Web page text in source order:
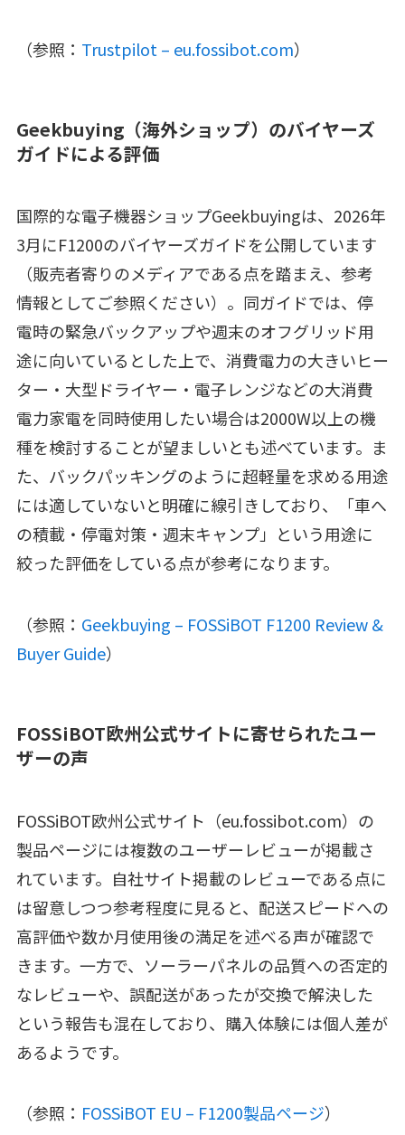
（参照： Trustpilot – eu.fossibot.com）
Geekbuying（海外ショップ）のバイヤーズ
ガイドによる評価
国際的な電子機器ショップGeekbuyingは、2026年
3月にF1200のバイヤーズガイドを公開しています
（販売者寄りのメディアである点を踏まえ、参考
情報としてご参照ください）。同ガイドでは、停
電時の緊急バックアップや週末のオフグリッド用
途に向いているとした上で、消費電力の大きいヒー
ター・大型ドライヤー・電子レンジなどの大消費
電力家電を同時使用したい場合は2000W以上の機
種を検討することが望ましいとも述べています。ま
た、バックパッキングのように超軽量を求める用途
には適していないと明確に線引きしており、「車へ
の積載・停電対策・週末キャンプ」という用途に
絞った評価をしている点が参考になります。
（参照： Geekbuying – FOSSiBOT F1200 Review &
Buyer Guide）
FOSSiBOT欧州公式サイトに寄せられたユー
ザーの声
FOSSiBOT欧州公式サイト（eu.fossibot.com）の
製品ページには複数のユーザーレビューが掲載さ
れています。自社サイト掲載のレビューである点に
は留意しつつ参考程度に見ると、配送スピードへの
高評価や数か月使用後の満足を述べる声が確認で
きます。一方で、ソーラーパネルの品質への否定的
なレビューや、誤配送があったが交換で解決した
という報告も混在しており、購入体験には個人差が
あるようです。
（参照： FOSSiBOT EU – F1200製品ページ）